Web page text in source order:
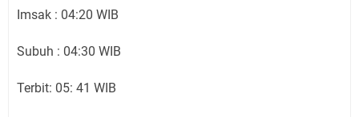
Imsak : 04:20 WIB
Subuh : 04:30 WIB
Terbit: 05: 41 WIB